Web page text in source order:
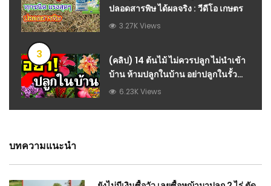
ปลอดสารพิษ ได้ผลจริง : วีดีโอ เกษตร
3.27K Views
3
(คลิป) 14 ต้นไม้ ไม่ควรปลูก ไม่นำเข้า
บ้าน ห้ามปลูกในบ้าน อย่าปลูกในรั้ว
บ้าน ไม้อัปมงคล อับโชค ฮวงจุ้ยเสีย :
6.23K Views
บทความแนะนำ